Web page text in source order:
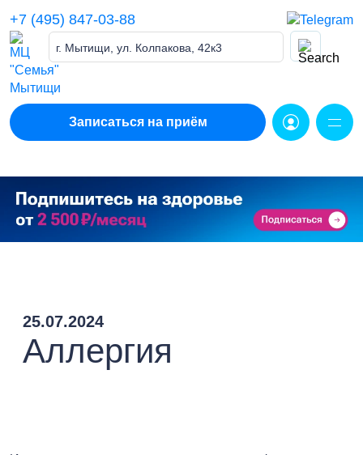
content
+7 (495) 847-03-88
г. Мытищи, ул. Колпакова, 42к3
Записаться на приём
25.07.2024
Аллергия